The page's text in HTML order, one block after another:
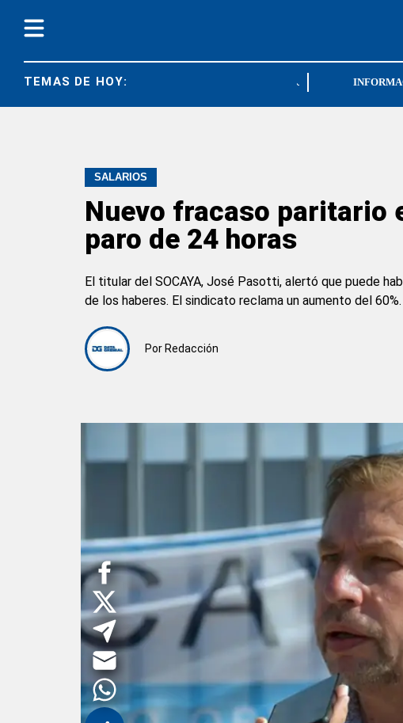
TEMAS DE HOY: JUBILACIONES
SALARIOS
Nuevo fracaso paritario
paro de 24 horas
El titular del SOCAYA, José Pasotti, alertó que puede
de los haberes. El sindicato reclama un aumento del 60%.
Por Redacción